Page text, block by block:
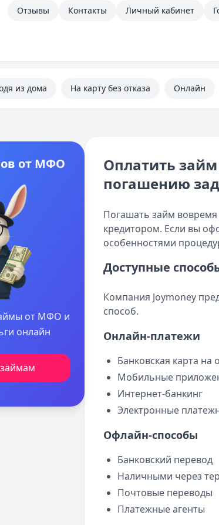
Отзывы Контакты Личный кабинет
из дома На карту без отказа Онлайн
от МФО
от МФО и
онлайн
Оплатить
погашению
Погашать займ
кредитором. Если вы
особенностями
Доступные
Компания Joymoney
способ.
Онлайн-платежи
Банковская карта
Мобильные
Интернет-банкинг
Электронные
Офлайн-способы
Банковский перевод
Наличными через
Почтовые переводы
Платежные агенты